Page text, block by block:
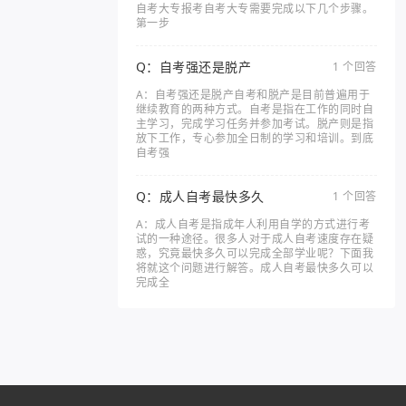
自考大专报考自考大专需要完成以下几个步骤。
第一步
Q：自考强还是脱产
1 个回答
A：自考强还是脱产自考和脱产是目前普遍用于
继续教育的两种方式。自考是指在工作的同时自
主学习，完成学习任务并参加考试。脱产则是指
放下工作，专心参加全日制的学习和培训。到底
自考强
Q：成人自考最快多久
1 个回答
A：成人自考是指成年人利用自学的方式进行考
试的一种途径。很多人对于成人自考速度存在疑
惑，究竟最快多久可以完成全部学业呢？下面我
将就这个问题进行解答。成人自考最快多久可以
完成全